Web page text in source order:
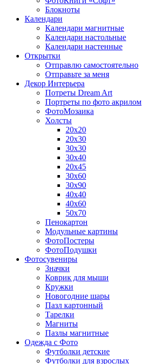
Блокноты
Календари
Календари магнитные
Календари настольные
Календари настенные
Открытки
Отправлю самостоятельно
Отправьте за меня
Декор Интерьера
Потреты Dream Art
Портреты по фото акрилом
ФотоМозаика
Холсты
20х20
20х30
30х30
30х40
20х45
30х60
30х90
40х40
40х60
50х70
Пенокартон
Модульные картины
ФотоПостеры
ФотоПодушки
Фотоcувениры
Значки
Коврик для мыши
Кружки
Новогодние шары
Пазл картонный
Тарелки
Магниты
Пазлы магнитные
Одежда с Фото
Футболки детские
Футболки для взрослых